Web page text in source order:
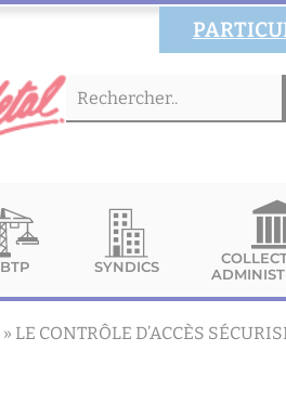
BTP SYNDICS
» LE CONTRÔLE D’ACCÈS